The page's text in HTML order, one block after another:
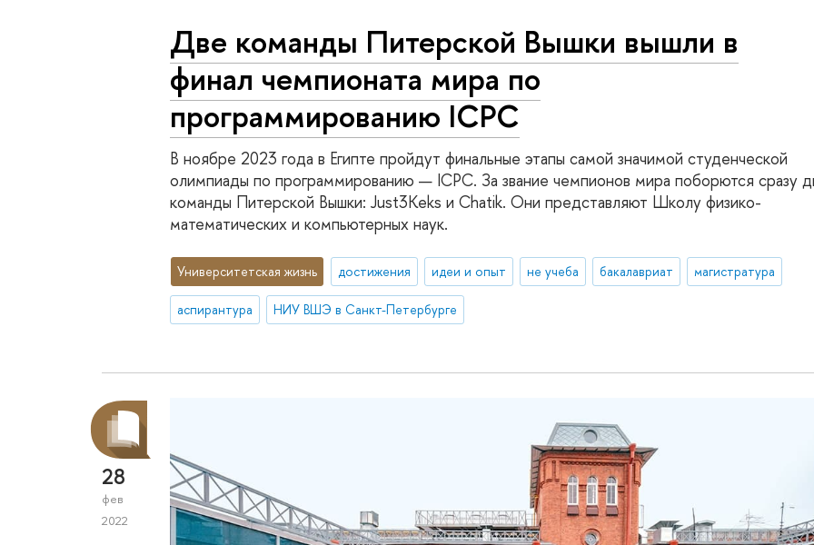
Две команды Питерской Вышки вышли в
финал чемпионата мира по
программированию ICPC
В ноябре 2023 года в Египте пройдут финальные этапы самой значимой студенческой
олимпиады по программированию — ICPC. За звание чемпионов мира поборются сразу
команды Питерской Вышки: Just3Keks и Chatik. Они представляют Школу физико-
математических и компьютерных наук.
Университетская жизнь достижения идеи и опыт не учеба бакалавриат магистратура
аспирантура НИУ ВШЭ в Санкт-Петербурге
28
фев
2022